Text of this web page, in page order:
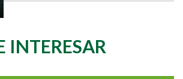
INTERESAR